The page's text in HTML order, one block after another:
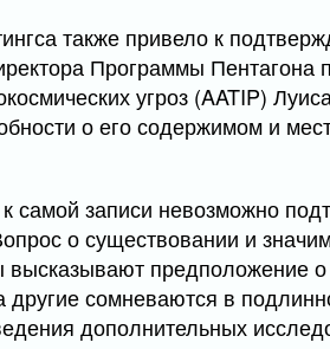
также привело к
Программы Пентагона
угроз (AATIP)
о его содержимом и
самой записи невозможно
о существовании и
высказывают предположение
другие сомневаются в
дополнительных